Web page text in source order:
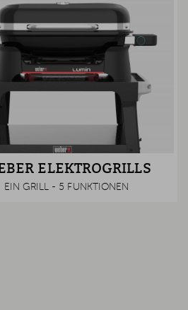
ELEKTROGRILLS
EIN GRILL - 5 FUNKTIONEN